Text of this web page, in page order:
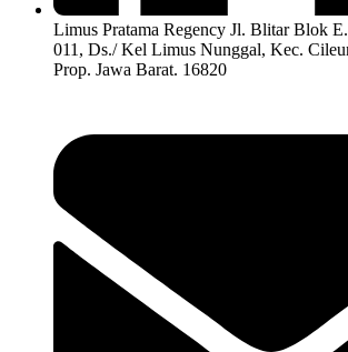
Limus Pratama Regency Jl. Blitar Blok
011, Ds./ Kel Limus Nunggal, Kec.
Prop. Jawa Barat. 16820